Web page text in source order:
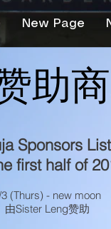
New Page
助
Sponsors List
first half of
3 (Thurs) - new moon
由Sister Leng赞助